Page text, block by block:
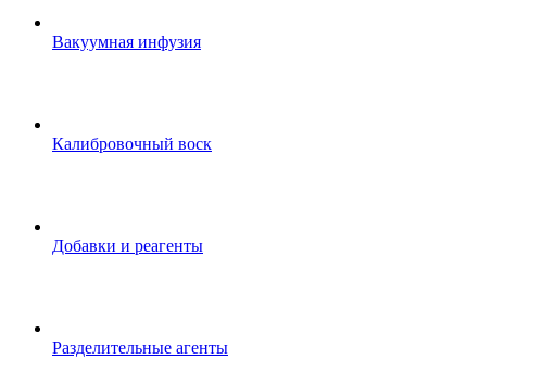
Вакуумная инфузия
Калибровочный воск
Добавки и реагенты
Разделительные агенты